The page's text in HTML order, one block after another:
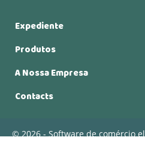
Expediente
Produtos
A Nossa Empresa
Contacts
© 2026 - Software de comércio